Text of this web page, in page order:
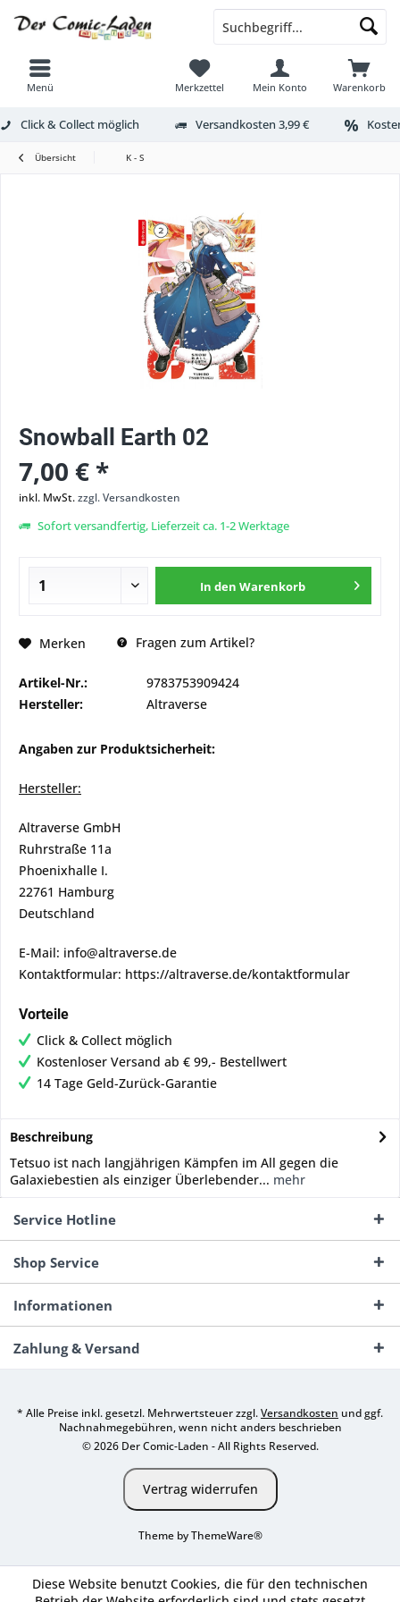
Menü Warenkorb
Merkzettel Mein Konto
Click & Collect möglich Versandkosten 3,99 €
Übersicht K - S
Snowball Earth 02
7,00 € *
inkl. MwSt.zzgl. Versandkosten
Sofort versandfertig, Lieferzeit ca. 1-2 Werktage
In den Warenkorb
Merken Fragen zum Artikel?
Artikel-Nr.:
9783753909424
Hersteller:
Altraverse
Angaben zur Produktsicherheit:
Hersteller:
Altraverse GmbH
Ruhrstraße 11a
Phoenixhalle I.
22761 Hamburg
Deutschland
E-Mail: info@altraverse.de
Kontaktformular: https://altraverse.de/kontaktformular
Vorteile
Click & Collect möglich
Kostenloser Versand ab € 99,- Bestellwert
14 Tage Geld-Zurück-Garantie
Beschreibung
Tetsuo ist nach langjährigen Kämpfen im All gegen die
Galaxiebestien als einziger Überlebender... mehr
Service Hotline
Shop Service
Informationen
Zahlung & Versand
* Alle Preise inkl. gesetzl. Mehrwertsteuer zzgl.Versandkosten und ggf.
Nachnahmegebühren, wenn nicht anders beschrieben
© 2026 Der Comic-Laden - All Rights Reserved.
Vertrag widerrufen
Theme byThemeWare®
Diese Website benutzt Cookies, die für den technischen